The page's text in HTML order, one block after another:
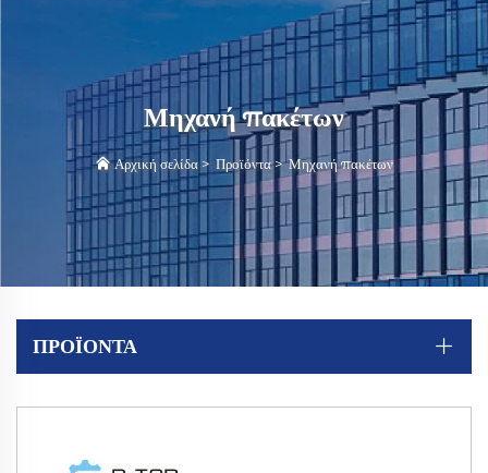
Μηχανή πακέτων
Αρχική σελίδα > Προϊόντα>Μηχανή πακέτων
ΠΡΟΪΌΝΤΑ